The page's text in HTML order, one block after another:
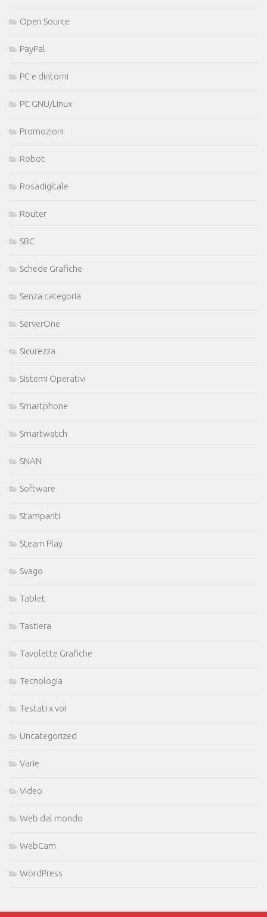
Open Source
PayPal
PC e dintorni
PC GNU/Linux
Promozioni
Robot
Rosadigitale
Router
SBC
Schede Grafiche
Senza categoria
ServerOne
Sicurezza
Sistemi Operativi
Smartphone
Smartwatch
SNAN
Software
Stampanti
Steam Play
Svago
Tablet
Tastiera
Tavolette Grafiche
Tecnologia
Testati x voi
Uncategorized
Varie
Video
Web dal mondo
WebCam
WordPress